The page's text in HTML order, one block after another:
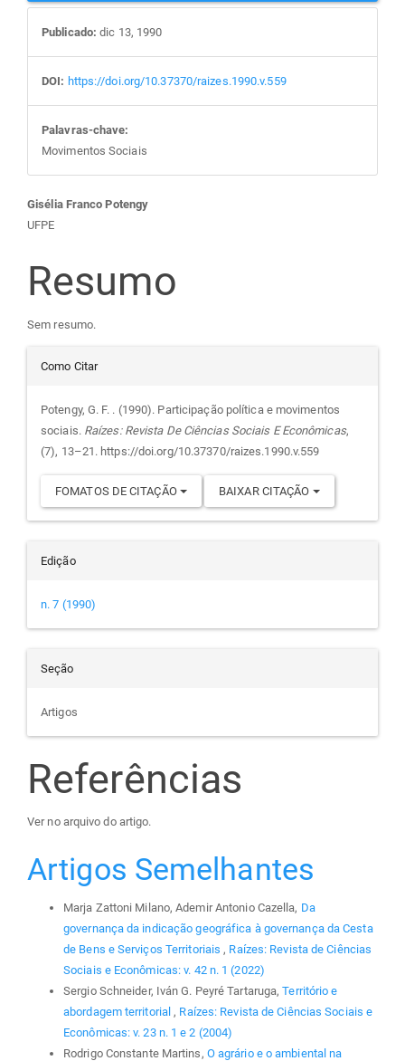
Publicado: dic 13, 1990
DOI: https://doi.org/10.37370/raizes.1990.v.559
Palavras-chave:
Movimentos Sociais
Conteúdo
do
artigo
principal
Gisélia Franco Potengy
UFPE
Resumo
Sem resumo.
Detalhes
do
artigo
Como Citar
Potengy, G. F. . (1990). Participação política e movimentos
sociais. Raízes: Revista De Ciências Sociais E Econômicas,
(7), 13–21. https://doi.org/10.37370/raizes.1990.v.559
FOMATOS DE CITAÇÃO BAIXAR CITAÇÃO
Edição
n. 7 (1990)
Seção
Artigos
Referências
Ver no arquivo do artigo.
Artigos Semelhantes
Marja Zattoni Milano, Ademir Antonio Cazella, Da
governança da indicação geográfica à governança da Cesta
de Bens e Serviços Territoriais , Raízes: Revista de Ciências
Sociais e Econômicas: v. 42 n. 1 (2022)
Sergio Schneider, Iván G. Peyré Tartaruga,Território e
abordagem territorial , Raízes: Revista de Ciências Sociais e
Econômicas: v. 23 n. 1 e 2 (2004)
Rodrigo Constante Martins, O agrário e o ambiental na